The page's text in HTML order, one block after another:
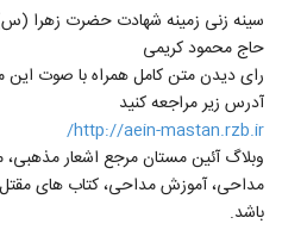
سینه زنی زمینه شهادت حضرت زهرا
حاج محمود کریمی
رای دیدن متن کامل همراه با صوت
آدرس زیر مراجعه کنید
http://aein-mastan.rzb.ir/
وبلاگ آئین مستان مرجع اشعار
مداحی، آموزش مداحی، کتاب های
باشد.